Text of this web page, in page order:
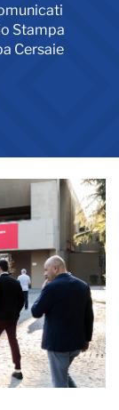
Stampa
Cersaie